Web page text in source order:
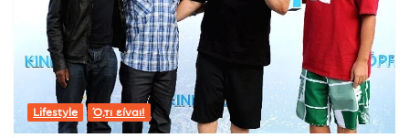
Lifestyle Ό,τι είναι!